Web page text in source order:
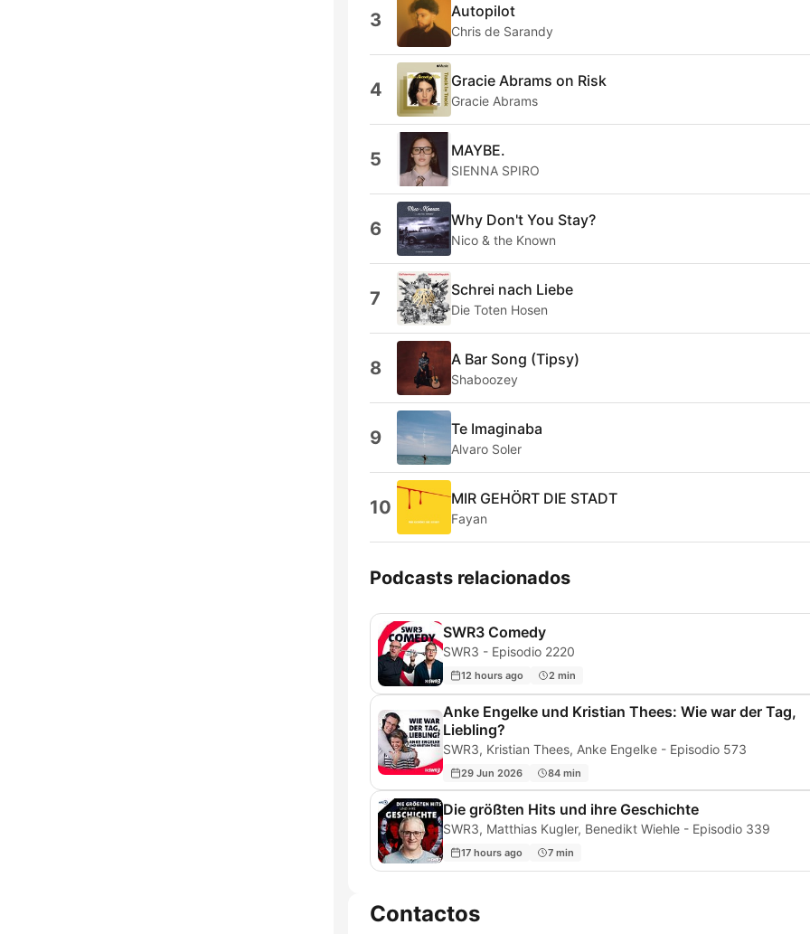
3 Autopilot
Chris de Sarandy
4 Gracie Abrams on Risk
Gracie Abrams
5 MAYBE.
SIENNA SPIRO
6 Why Don't You Stay?
Nico & the Known
7 Schrei nach Liebe
Die Toten Hosen
8 A Bar Song (Tipsy)
Shaboozey
9 Te Imaginaba
Alvaro Soler
10 MIR GEHÖRT DIE STADT
Fayan
Podcasts relacionados
SWR3 Comedy
SWR3 - Episodio 2220
12 hours ago 2 min
Anke Engelke und Kristian Thees: Wie war der Tag,
Liebling?
SWR3, Kristian Thees, Anke Engelke - Episodio 573
29 Jun 2026 84 min
Die größten Hits und ihre Geschichte
SWR3, Matthias Kugler, Benedikt Wiehle - Episodio 339
17 hours ago 7 min
Contactos